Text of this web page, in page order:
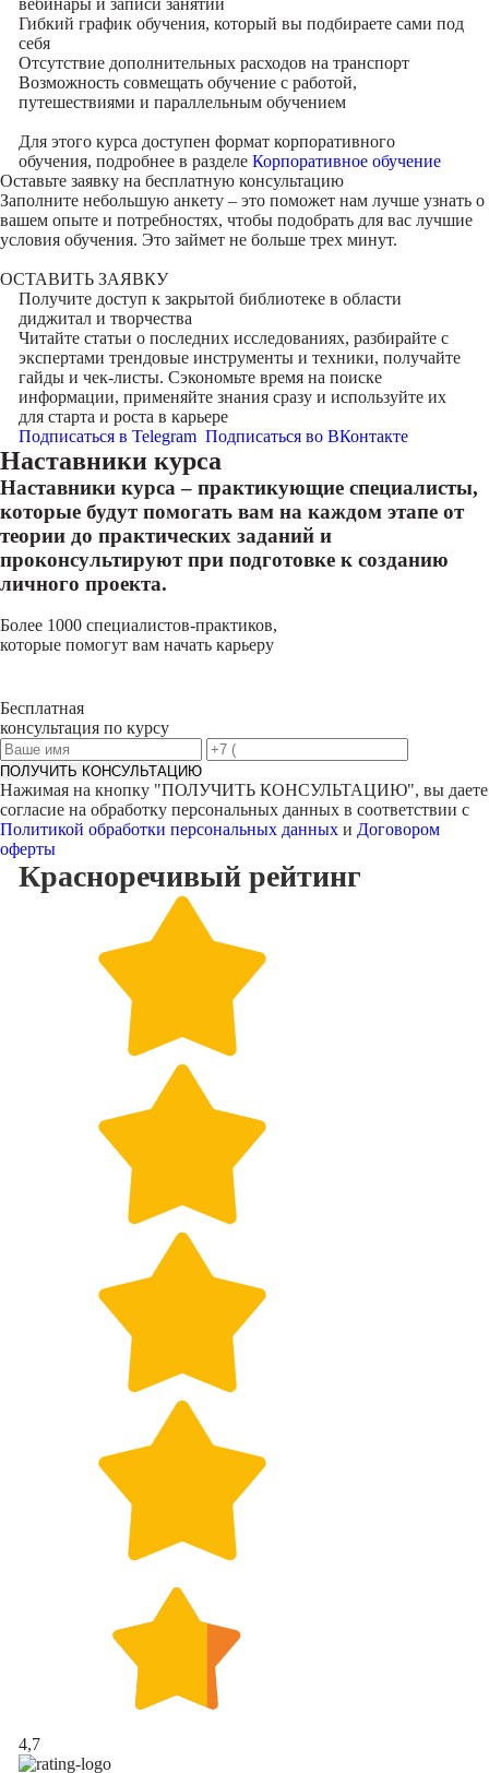
вебинары и записи занятий
Гибкий график обучения, который вы подбираете сами под
себя
Отсутствие дополнительных расходов на транспорт
Возможность совмещать обучение с работой,
путешествиями и параллельным обучением
Для этого курса доступен формат корпоративного
обучения, подробнее в разделе Корпоративное обучение
Оставьте заявку на бесплатную консультацию
Заполните небольшую анкету – это поможет нам лучше узнать о
вашем опыте и потребностях, чтобы подобрать для вас лучшие
условия обучения. Это займет не больше трех минут.
ОСТАВИТЬ ЗАЯВКУ
Получите доступ к закрытой библиотекев области
диджитал и творчества
Читайте статьи о последних исследованиях, разбирайте с
экспертами трендовые инструменты и техники, получайте
гайды и чек-листы. Сэкономьте время на поиске
информации, применяйте знания сразу и используйте их
для старта и роста в карьере
Подписаться в Telegram Подписаться во ВКонтакте
Наставники курса
Наставники курса – практикующие специалисты,
которые будут помогать вам на каждом этапе от
теории до практических заданий и
проконсультируют при подготовке к созданию
личного проекта.
Более 1000 специалистов-практиков,
которые помогут вам начать карьеру
Бесплатная
консультация по курсу
ПОЛУЧИТЬ КОНСУЛЬТАЦИЮ
Нажимая на кнопку "ПОЛУЧИТЬ КОНСУЛЬТАЦИЮ", вы даете
согласие на обработку персональных данных в соответствии с
Политикой обработки персональных данных и Договором
оферты
Красноречивый рейтинг
4,7